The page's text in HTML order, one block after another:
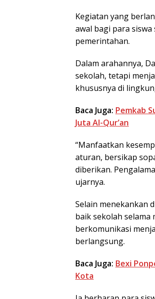
Kegiatan yang
awal bagi para
pemerintahan.
Dalam arahannya,
sekolah, tetapi
khususnya di
Baca Juga: Pemkab
Juta Al-Qur’an
“Manfaatkan
aturan, bersikap
diberikan.
ujarnya.
Selain menekankan
baik sekolah selama
berkomunikasi
berlangsung.
Baca Juga: Bexi
Kota